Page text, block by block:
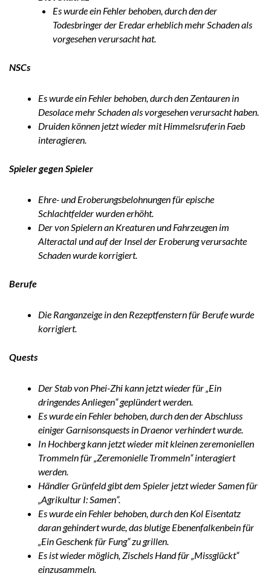
Es wurde ein Fehler behoben, durch den der
Todesbringer der Eredar erheblich mehr Schaden als
vorgesehen verursacht hat.
NSCs
Es wurde ein Fehler behoben, durch den Zentauren in
Desolace mehr Schaden als vorgesehen verursacht haben.
Druiden können jetzt wieder mit Himmelsruferin Faeb
interagieren.
Spieler gegen Spieler
Ehre- und Eroberungsbelohnungen für epische
Schlachtfelder wurden erhöht.
Der von Spielern an Kreaturen und Fahrzeugen im
Alteractal und auf der Insel der Eroberung verursachte
Schaden wurde korrigiert.
Berufe
Die Ranganzeige in den Rezeptfenstern für Berufe wurde
korrigiert.
Quests
Der Stab von Phei-Zhi kann jetzt wieder für „Ein
dringendes Anliegen“ geplündert werden.
Es wurde ein Fehler behoben, durch den der Abschluss
einiger Garnisonsquests in Draenor verhindert wurde.
In Hochberg kann jetzt wieder mit kleinen zeremoniellen
Trommeln für „Zeremonielle Trommeln“ interagiert
werden.
Händler Grünfeld gibt dem Spieler jetzt wieder Samen für
„Agrikultur I: Samen“.
Es wurde ein Fehler behoben, durch den Kol Eisentatz
daran gehindert wurde, das blutige Ebenenfalkenbein für
„Ein Geschenk für Fung“ zu grillen.
Es ist wieder möglich, Zischels Hand für „Missglückt“
einzusammeln.